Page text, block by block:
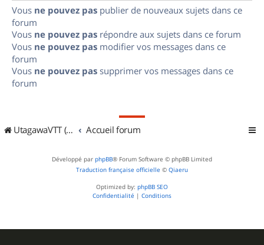
Vous ne pouvez pas publier de nouveaux sujets dans ce
forum
Vous ne pouvez pas répondre aux sujets dans ce forum
Vous ne pouvez pas modifier vos messages dans ce
forum
Vous ne pouvez pas supprimer vos messages dans ce
forum
UtagawaVTT (Randos VTT et VTTAE avec traces GPS) Accueil forum
Développé par phpBB® Forum Software © phpBB Limited
Traduction française officielle © Qiaeru
Optimized by: phpBB SEO
Confidentialité | Conditions